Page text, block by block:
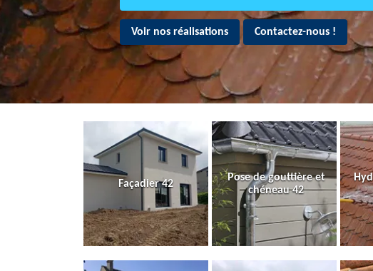
Voir nos réalisations Contactez-nous !
Façadier 42
Pose de gouttière et
chéneau 42